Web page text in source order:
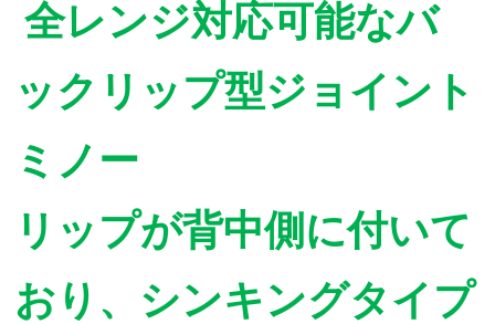
全レンジ対応可能なバ
ックリップ型ジョイント
ミノー
リップが背中側に付いて
おり、シンキングタイプ